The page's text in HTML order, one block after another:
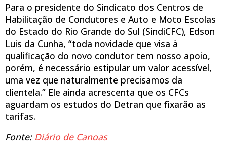
Para o presidente do Sindicato dos Centros de
Habilitação de Condutores e Auto e Moto Escolas
do Estado do Rio Grande do Sul (SindiCFC), Edson
Luis da Cunha, “toda novidade que visa à
qualificação do novo condutor tem nosso apoio,
porém, é necessário estipular um valor acessível,
uma vez que naturalmente precisamos da
clientela.” Ele ainda acrescenta que os CFCs
aguardam os estudos do Detran que fixarão as
tarifas.
Fonte: Diário de Canoas